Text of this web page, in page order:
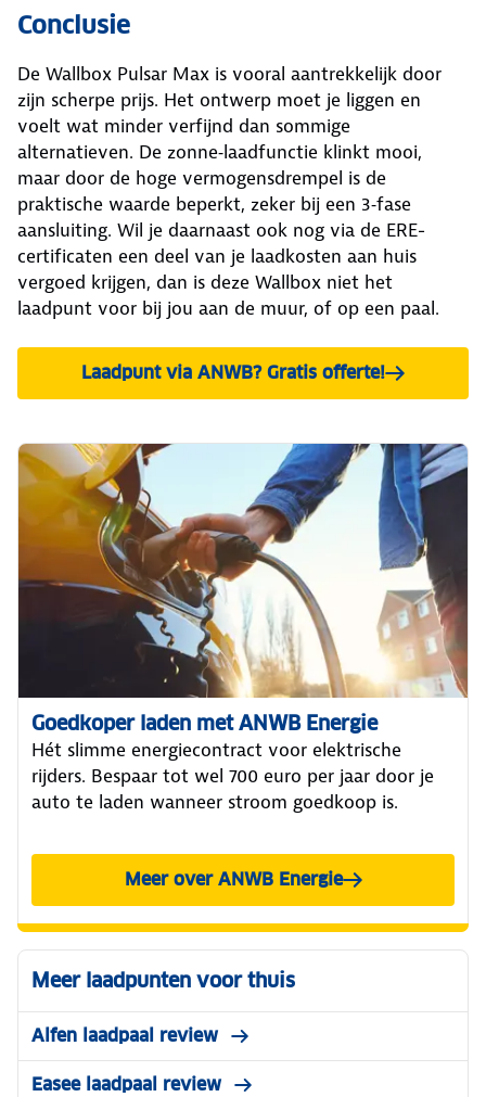
Conclusie
De Wallbox Pulsar Max is vooral aantrekkelijk door
zijn scherpe prijs. Het ontwerp moet je liggen en
voelt wat minder verfijnd dan sommige
alternatieven. De zonne‑laadfunctie klinkt mooi,
maar door de hoge vermogensdrempel is de
praktische waarde beperkt, zeker bij een 3‑fase
aansluiting. Wil je daarnaast ook nog via de ERE-
certificaten een deel van je laadkosten aan huis
vergoed krijgen, dan is deze Wallbox niet het
laadpunt voor bij jou aan de muur, of op een paal.
Laadpunt via ANWB? Gratis offerte!
Goedkoper laden met ANWB Energie
Hét slimme energiecontract voor elektrische
rijders. Bespaar tot wel 700 euro per jaar door je
auto te laden wanneer stroom goedkoop is.
Meer over ANWB Energie
Meer laadpunten voor thuis
Alfen laadpaal review
Easee laadpaal review